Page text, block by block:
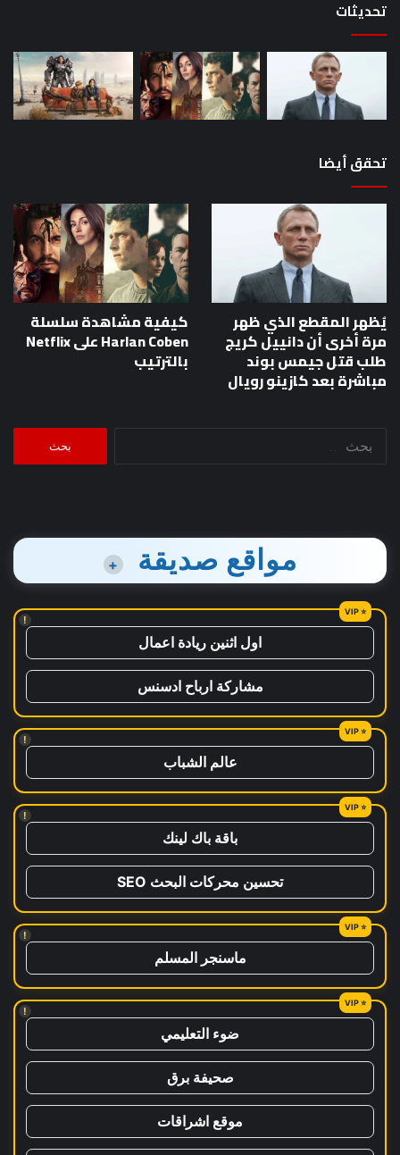
تحديثات
تحقق أيضا
يُظهر المقطع الذي ظهر
مرة أخرى أن دانييل كريج
طلب قتل جيمس بوند
مباشرة بعد كازينو رويال
كيفية مشاهدة سلسلة
Harlan Coben على Netflix
بالترتيب
البحث
مواقع صديقة +
!
اول اثنين ريادة اعمال
مشاركة ارباح ادسنس
!
عالم الشباب
!
باقة باك لينك
تحسين محركات البحث SEO
!
ماسنجر المسلم
!
ضوء التعليمي
صحيفة برق
موقع اشراقات